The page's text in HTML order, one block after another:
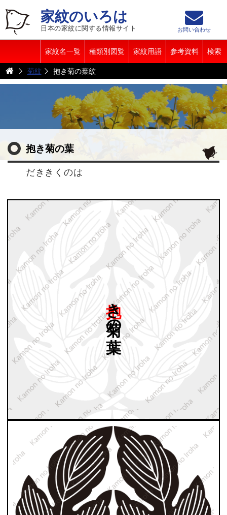
家紋のいろは
日本の家紋に関する情報サイト
家紋名一覧 種類別図覧 家紋用語 参考資料 検索
お問い合わせ
菊紋 抱き菊の葉紋
抱き菊の葉
だききくのは
葉